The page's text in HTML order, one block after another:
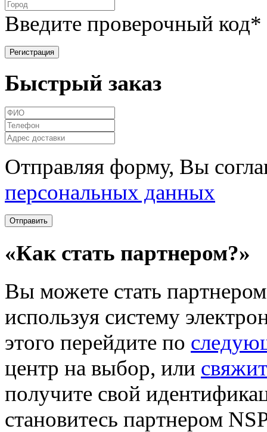
Введите проверочный код*
Быстрый заказ
Отправляя форму, Вы
персональных данных
«Как стать партнером?»
Вы можете стать
используя систему
этого перейдите по
центр на выбор, или
получите свой
становитесь партнером